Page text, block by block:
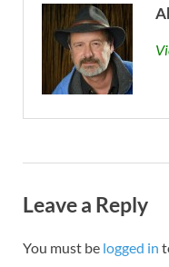
Leave a Reply
You must be logged in